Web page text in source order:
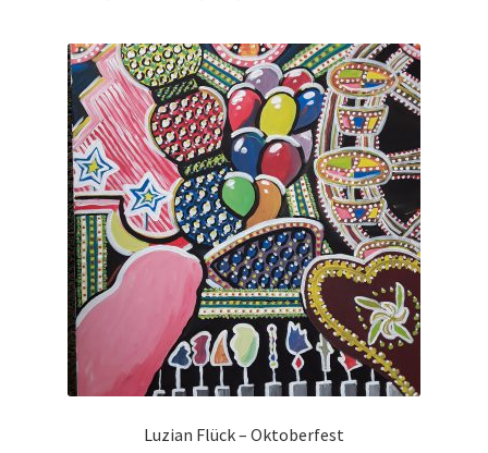
Luzian Flück – Oktoberfest